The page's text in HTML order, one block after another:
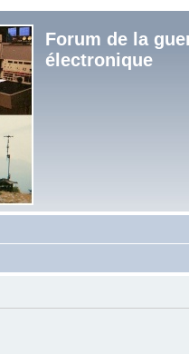
Forum de la
électronique